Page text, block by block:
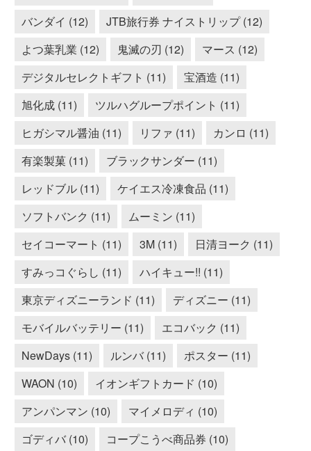
バンダイ (12)
JTB旅行券 ナイストリップ (12)
よつ葉乳業 (12)
鬼滅の刃 (12)
マース (12)
デジタルセレクトギフト (11)
宝酒造 (11)
旭化成 (11)
ツルハグループポイント (11)
ヒガシマル醤油 (11)
リファ (11)
カンロ (11)
有楽製菓 (11)
ブラックサンダー (11)
レッドブル (11)
ケイエス冷凍食品 (11)
ソフトバンク (11)
ムーミン (11)
セイコーマート (11)
3M (11)
日清ヨーク (11)
すみっコぐらし (11)
ハイキュー!! (11)
東京ディズニーランド (11)
ディズニー (11)
モバイルバッテリー (11)
エコバック (11)
NewDays (11)
ルンバ (11)
ポスター (11)
WAON (10)
イオンギフトカード (10)
アンパンマン (10)
マイメロディ (10)
ゴディバ (10)
コープこうべ商品券 (10)